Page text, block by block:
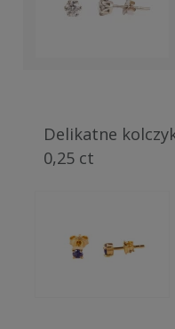
Delikatne
0,25 ct